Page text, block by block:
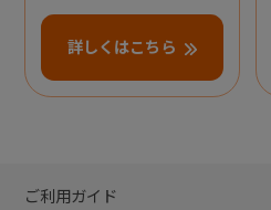
詳しくはこちら
ご利用ガイド